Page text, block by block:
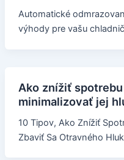
Automatické
výhody pre vašu
Ako znížiť
minimalizovať jej
10 Tipov, Ako Znížiť
Zbaviť Sa Otravného